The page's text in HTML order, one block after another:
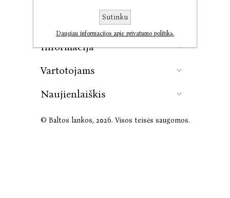
Informacija
Vartotojams
Naujienlaiškis
© Baltos lankos, 2026. Visos teisės saugomos.
Sutinku
Daugiau informacijos apie privatumo politiką.